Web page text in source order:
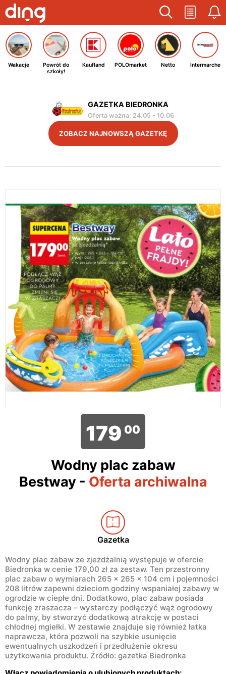
Wakacje
Powrót do
szkoły!
Kaufland POLOmarket Netto Intermarche
GAZETKA BIEDRONKA
Oferta ważna: 24.05 - 10.06
ZOBACZ NAJNOWSZĄ GAZETKĘ
179 00
Wodny plac zabaw
Bestway- Oferta archiwalna
Gazetka
Wodny plac zabaw ze zjeżdżalnią występuje w ofercie
Biedronka w cenie 179,00 zł za zestaw. Ten przestronny
plac zabaw o wymiarach 265 x 265 x 104 cm i pojemności
208 litrów zapewni dzieciom godziny wspaniałej zabawy w
ogrodzie w ciepłe dni. Dodatkowo, plac zabaw posiada
funkcję zraszacza – wystarczy podłączyć wąż ogrodowy
do palmy, by stworzyć dodatkową atrakcję w postaci
chłodnej mgiełki. W zestawie znajduje się również łatka
naprawcza, która pozwoli na szybkie usunięcie
ewentualnych uszkodzeń i przedłużenie okresu
użytkowania produktu. Źródło: gazetka Biedronka